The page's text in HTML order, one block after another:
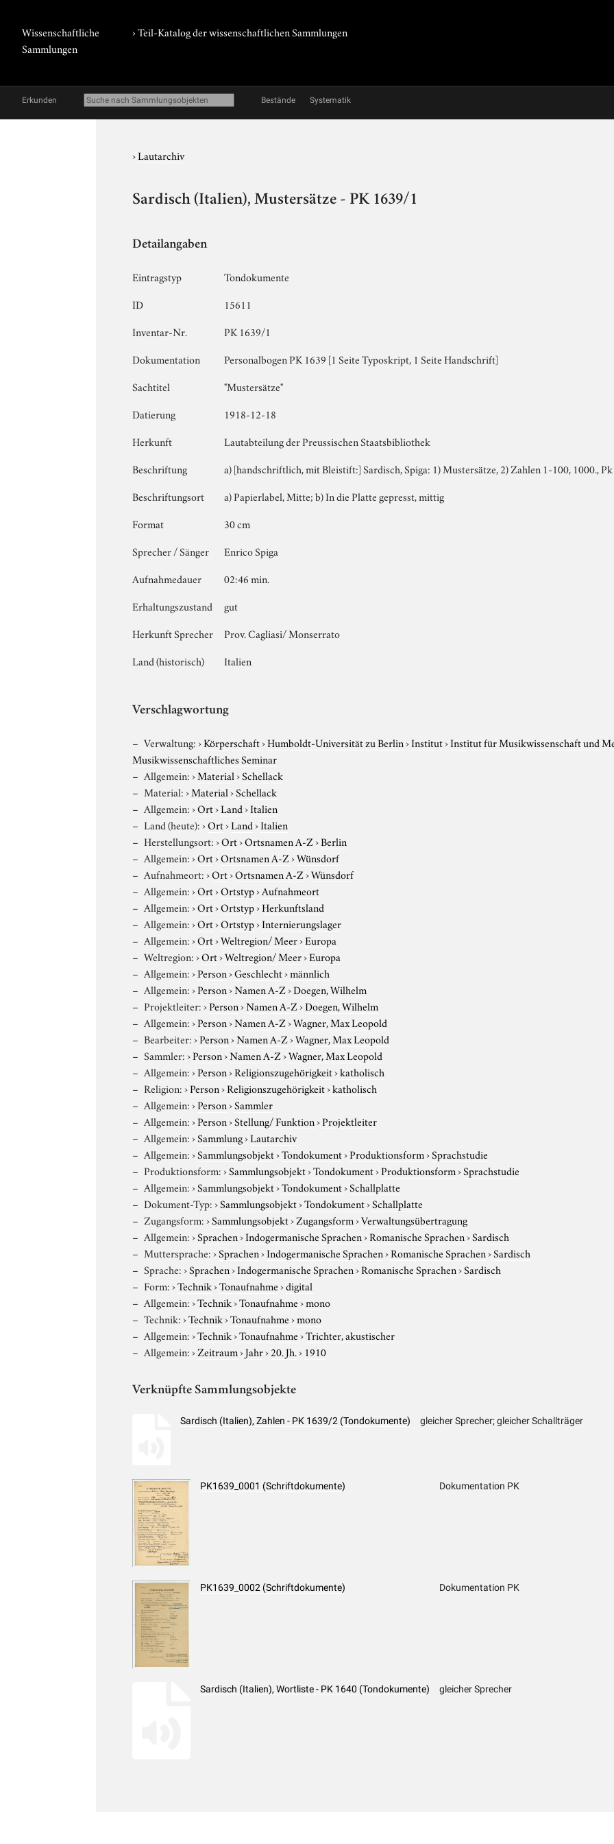
Wissenschaftliche
Sammlungen
› Teil-Katalog der wissenschaftlichen Sammlungen
Erkunden Bestände Systematik
›Lautarchiv
Sardisch (Italien), Mustersätze - PK 1639/1
Detailangaben
Eintragstyp
Tondokumente
ID
15611
Inventar-Nr.
PK 1639/1
Dokumentation
Personalbogen PK 1639 [1 Seite Typoskript, 1 Seite Handschrift]
Sachtitel
"Mustersätze"
Datierung
1918-12-18
Herkunft
Lautabteilung der Preussischen Staatsbibliothek
Beschriftung
a) [handschriftlich, mit Bleistift:] Sardisch, Spiga: 1) Mustersätze, 2) Zahlen 1-100, 1000.,
Beschriftungsort
a) Papierlabel, Mitte; b) In die Platte gepresst, mittig
Format
30 cm
Sprecher / Sänger
Enrico Spiga
Aufnahmedauer
02:46 min.
Erhaltungszustand
gut
Herkunft Sprecher
Prov. Cagliasi/ Monserrato
Land (historisch)
Italien
Verschlagwortung
Verwaltung:›Körperschaft›Humboldt-Universität zu Berlin›Institut›Institut für Musikwissenschaft und
Musikwissenschaftliches Seminar
Allgemein:›Material›Schellack
Material:›Material›Schellack
Allgemein:›Ort›Land›Italien
Land (heute):›Ort›Land›Italien
Herstellungsort:›Ort›Ortsnamen A-Z›Berlin
Allgemein:›Ort›Ortsnamen A-Z›Wünsdorf
Aufnahmeort:›Ort›Ortsnamen A-Z›Wünsdorf
Allgemein:›Ort›Ortstyp›Aufnahmeort
Allgemein:›Ort›Ortstyp›Herkunftsland
Allgemein:›Ort›Ortstyp›Internierungslager
Allgemein:›Ort›Weltregion/ Meer›Europa
Weltregion:›Ort›Weltregion/ Meer›Europa
Allgemein:›Person›Geschlecht›männlich
Allgemein:›Person›Namen A-Z›Doegen, Wilhelm
Projektleiter:›Person›Namen A-Z›Doegen, Wilhelm
Allgemein:›Person›Namen A-Z›Wagner, Max Leopold
Bearbeiter:›Person›Namen A-Z›Wagner, Max Leopold
Sammler:›Person›Namen A-Z›Wagner, Max Leopold
Allgemein:›Person›Religionszugehörigkeit›katholisch
Religion:›Person›Religionszugehörigkeit›katholisch
Allgemein:›Person›Sammler
Allgemein:›Person›Stellung/ Funktion›Projektleiter
Allgemein:›Sammlung›Lautarchiv
Allgemein:›Sammlungsobjekt›Tondokument›Produktionsform›Sprachstudie
Produktionsform:›Sammlungsobjekt›Tondokument›Produktionsform›Sprachstudie
Allgemein:›Sammlungsobjekt›Tondokument›Schallplatte
Dokument-Typ:›Sammlungsobjekt›Tondokument›Schallplatte
Zugangsform:›Sammlungsobjekt›Zugangsform›Verwaltungsübertragung
Allgemein:›Sprachen›Indogermanische Sprachen›Romanische Sprachen›Sardisch
Muttersprache:›Sprachen›Indogermanische Sprachen›Romanische Sprachen›Sardisch
Sprache:›Sprachen›Indogermanische Sprachen›Romanische Sprachen›Sardisch
Form:›Technik›Tonaufnahme›digital
Allgemein:›Technik›Tonaufnahme›mono
Technik:›Technik›Tonaufnahme›mono
Allgemein:›Technik›Tonaufnahme›Trichter, akustischer
Allgemein:›Zeitraum›Jahr›20. Jh.› 1910
Verknüpfte Sammlungsobjekte
Sardisch (Italien), Zahlen - PK 1639/2 (Tondokumente) gleicher Sprecher; gleicher Schallträger
PK1639_0001 (Schriftdokumente) Dokumentation PK
PK1639_0002 (Schriftdokumente) Dokumentation PK
Sardisch (Italien), Wortliste - PK 1640 (Tondokumente) gleicher Sprecher